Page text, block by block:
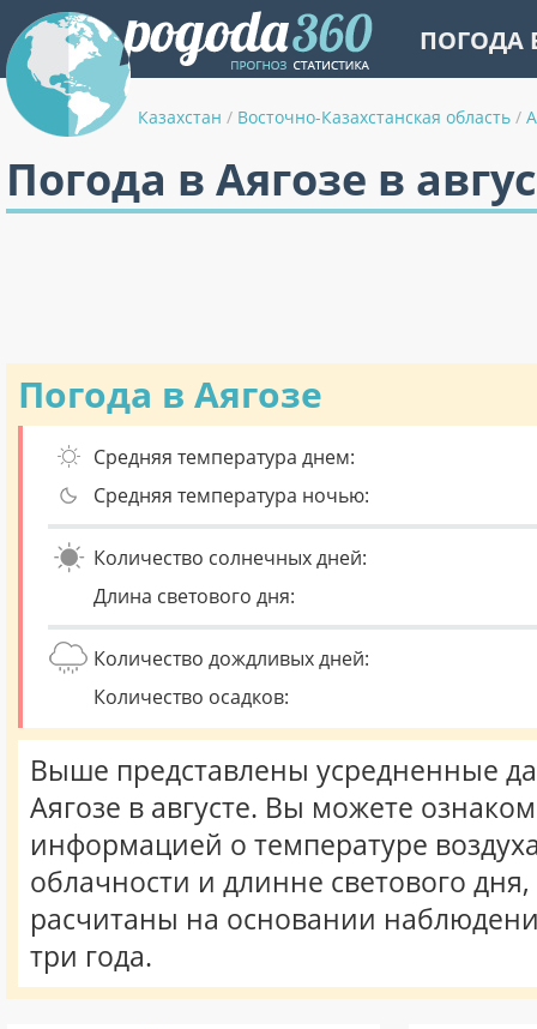
ПОГОДА
Казахстан / Восточно-Казахстанская область /
Погода в Аягозе в
Погода в Аягозе
Средняя температура днем:
Средняя температура ночью:
Количество солнечных дней:
Длина светового дня:
Количество дождливых дней:
Количество осадков:
Выше представлены усредненные
Аягозе в августе. Вы можете
информацией о температуре
облачности и длинне светового
расчитаны на основании
три года.